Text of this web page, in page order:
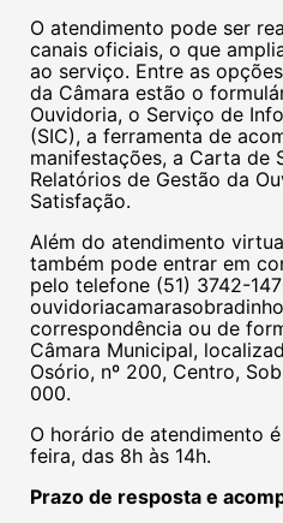
O atendimento pode ser
canais oficiais, o que
ao serviço. Entre as
da Câmara estão o
Ouvidoria, o Serviço de
(SIC), a ferramenta de
manifestações, a Carta de
Relatórios de Gestão da
Satisfação.
Além do atendimento
também pode entrar em
pelo telefone (51) 3742-
correspondência ou de
Câmara Municipal,
Osório, nº 200, Centro,
000.
O horário de atendimento
feira, das 8h às 14h.
Prazo de resposta e